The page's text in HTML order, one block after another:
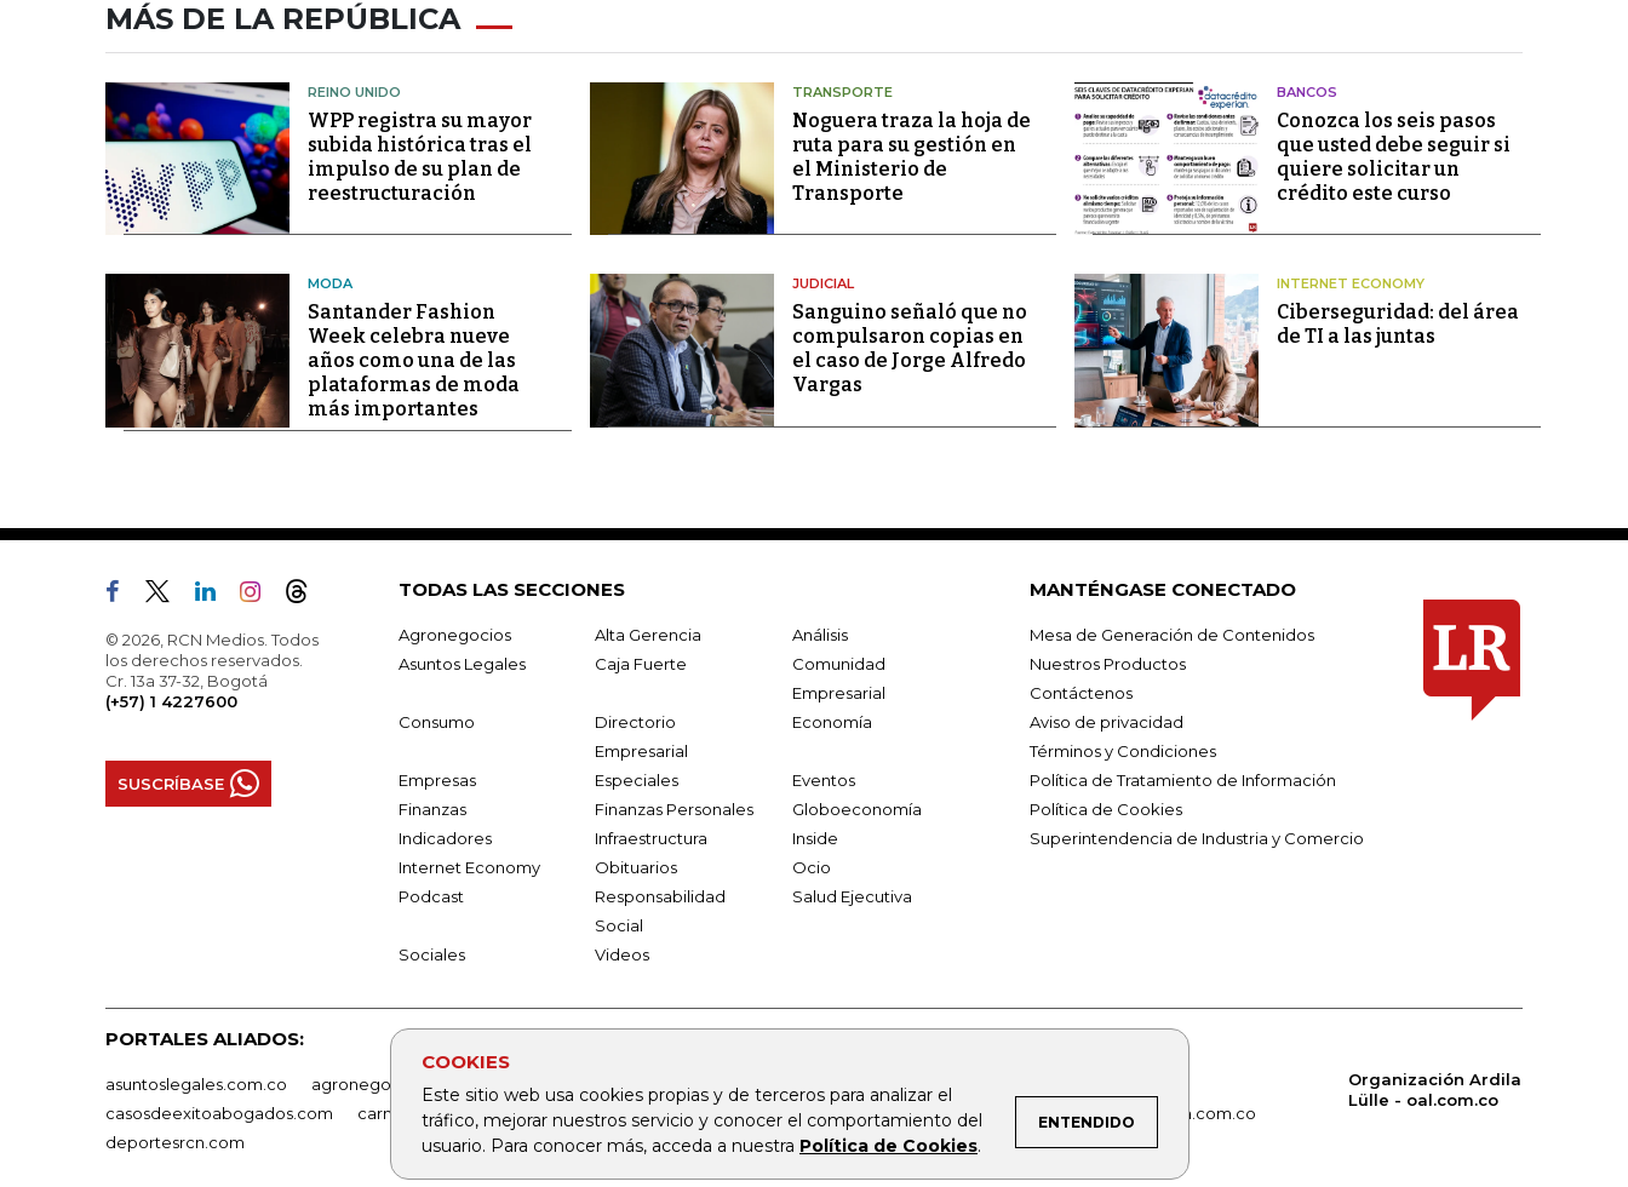
COOKIES
Este sitio web usa cookies propias y de terceros para analizar el
tráfico, mejorar nuestros servicio y conocer el comportamiento del
usuario. Para conocer más, acceda a nuestra Política de Cookies.
ENTENDIDO
MÁS DE LA REPÚBLICA
REINO UNIDO
WPP registra su mayor
subida histórica tras el
impulso de su plan de
reestructuración
TRANSPORTE
Noguera traza la hoja de
ruta para su gestión en
el Ministerio de
Transporte
BANCOS
Conozca los seis pasos
que usted debe seguir si
quiere solicitar un
crédito este curso
MODA
Santander Fashion
Week celebra nueve
años como una de las
plataformas de moda
más importantes
JUDICIAL
Sanguino señaló que no
compulsaron copias en
el caso de Jorge Alfredo
Vargas
INTERNET ECONOMY
Ciberseguridad: del área
de TI a las juntas
© 2026, RCN Medios. Todos
los derechos reservados.
Cr. 13a 37-32, Bogotá
(+57) 1 4227600
SUSCRÍBASE
TODAS LAS SECCIONES
Agronegocios Alta Gerencia
Análisis
Asuntos Legales
Caja Fuerte
Comunidad
Empresarial
Consumo
Directorio
Empresarial
Economía
Empresas Especiales
Eventos
Finanzas
Finanzas Personales
Globoeconomía
Indicadores
Infraestructura
Inside
Internet Economy
Obituarios
Ocio
Podcast
Responsabilidad
Social
Salud Ejecutiva
Sociales Videos
MANTÉNGASE CONECTADO
Mesa de Generación de Contenidos
Nuestros Productos
Contáctenos
Aviso de privacidad
Términos y Condiciones
Política de Tratamiento de Información
Política de Cookies
Superintendencia de Industria y Comercio
PORTALES ALIADOS:
asuntoslegales.com.co agronegocios.co empresas.larepublica.co firmasdeabogados.com
bolsaencolombia.com
casosdeexitoabogados.com
carnavalindustriacultural.com canalrcn.com rcnradio.com noticiasrcn.com lafm.com.co
alerta.com.co
deportesrcn.com
Organización Ardila
Lülle - oal.com.co